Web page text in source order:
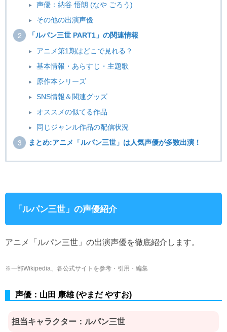
声優：納谷 悟朗 (なや ごろう)
その他の出演声優
「ルパン三世 PART1」の関連情報
アニメ第1期はどこで見れる？
基本情報・あらすじ・主題歌
原作本シリーズ
SNS情報＆関連グッズ
オススメの似てる作品
同じジャンル作品の配信状況
まとめ:アニメ「ルパン三世」は人気声優が多数出演！
「ルパン三世」の声優紹介
アニメ「ルパン三世」の出演声優を徹底紹介します。
※一部Wikipedia、各公式サイトを参考・引用・編集
声優：山田 康雄 (やまだ やすお)
担当キャラクター：ルパン三世